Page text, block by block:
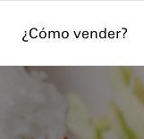
¿Cómo vender?